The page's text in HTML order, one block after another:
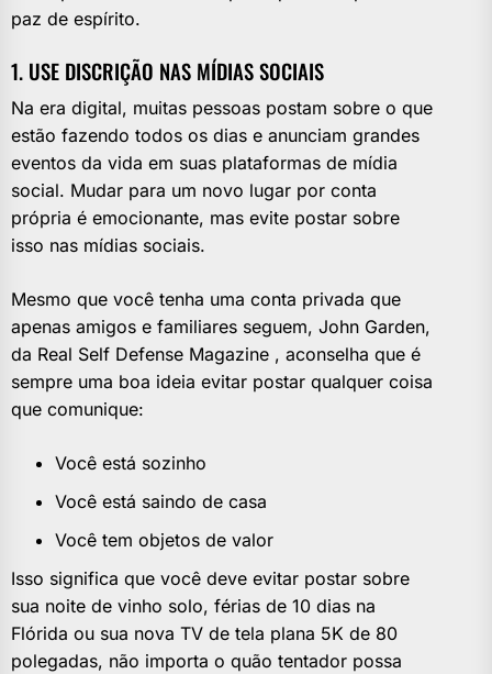
paz de espírito.
1. USE DISCRIÇÃO NAS MÍDIAS SOCIAIS
Na era digital, muitas pessoas postam sobre o que
estão fazendo todos os dias e anunciam grandes
eventos da vida em suas plataformas de mídia
social. Mudar para um novo lugar por conta
própria é emocionante, mas evite postar sobre
isso nas mídias sociais.
Mesmo que você tenha uma conta privada que
apenas amigos e familiares seguem, John Garden,
da Real Self Defense Magazine , aconselha que é
sempre uma boa ideia evitar postar qualquer coisa
que comunique:
Você está sozinho
Você está saindo de casa
Você tem objetos de valor
Isso significa que você deve evitar postar sobre
sua noite de vinho solo, férias de 10 dias na
Flórida ou sua nova TV de tela plana 5K de 80
polegadas, não importa o quão tentador possa